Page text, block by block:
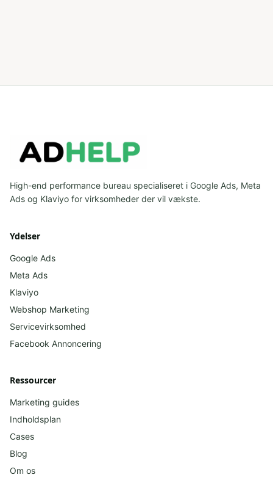
High-end performance bureau specialiseret i Google Ads, Meta
Ads og Klaviyo for virksomheder der vil vækste.
Ydelser
Google Ads
Meta Ads
Klaviyo
Webshop Marketing
Servicevirksomhed
Facebook Annoncering
Ressourcer
Marketing guides
Indholdsplan
Cases
Blog
Om os